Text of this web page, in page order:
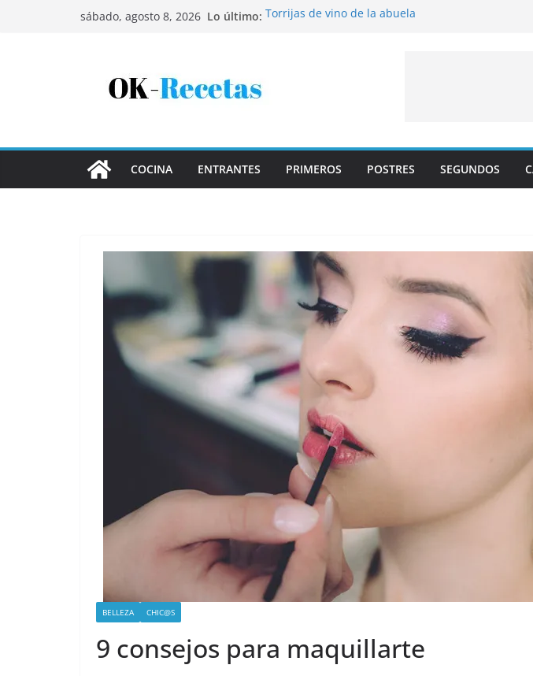
sábado, agosto 8, 2026 Lo último: Torrijas de vino de la abuela
COCINA ENTRANTES PRIMEROS POSTRES SEGUNDOS
BELLEZA CHIC@S
9 consejos para maquillarte